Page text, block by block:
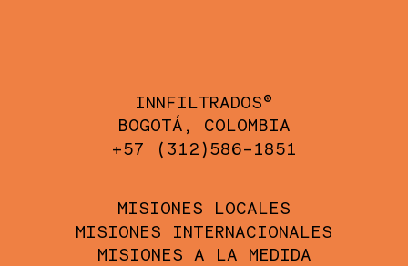
INNFILTRADOS®
BOGOTÁ, COLOMBIA
+57 (312)586-1851
MISIONES LOCALES
MISIONES INTERNACIONALES
MISIONES A LA MEDIDA